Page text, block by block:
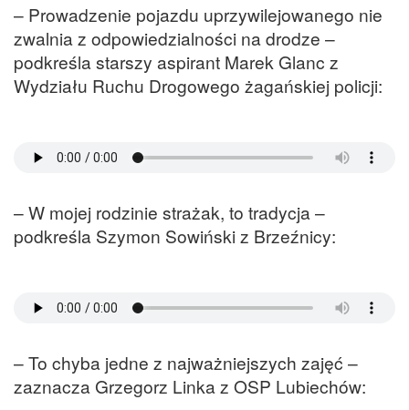
– Prowadzenie pojazdu uprzywilejowanego nie
zwalnia z odpowiedzialności na drodze –
podkreśla starszy aspirant Marek Glanc z
Wydziału Ruchu Drogowego żagańskiej policji:
– W mojej rodzinie strażak, to tradycja –
podkreśla Szymon Sowiński z Brzeźnicy:
– To chyba jedne z najważniejszych zajęć –
zaznacza Grzegorz Linka z OSP Lubiechów: